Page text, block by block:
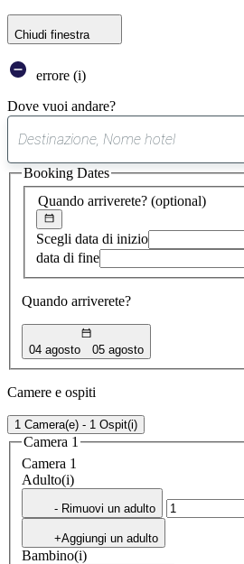
Chiudi finestra
errore (i)
Dove vuoi andare?
trovato
Quando arriverete? (optional)
Scegli data di inizio
data di fine
Quando arriverete?
04 agosto 05 agosto
Booking Dates
Camere e ospiti
1 Camera(e) - 1 Ospit(i)
Camera 1
Camera 1
Adulto(i)
- Rimuovi un adulto
+Aggiungi un adulto
Bambino(i)